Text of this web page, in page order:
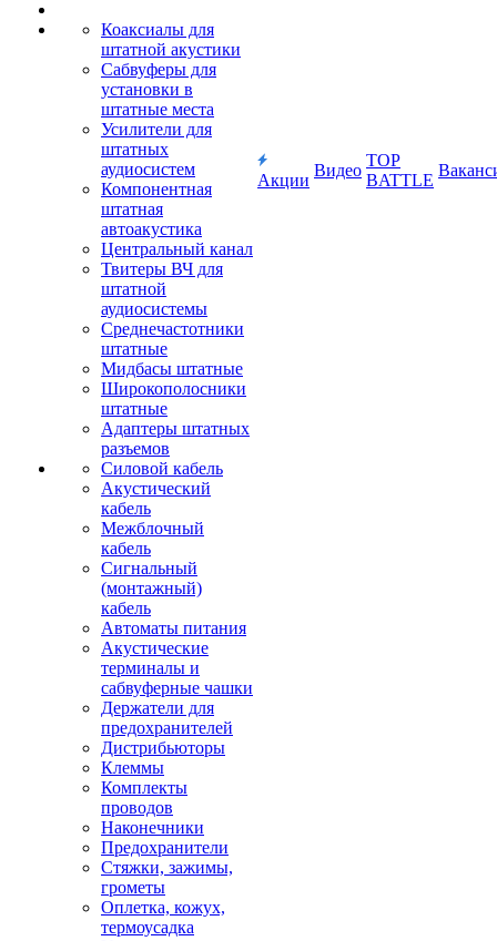
Коаксиалы для
штатной акустики
Сабвуферы для
установки в
штатные места
Усилители для
штатных
аудиосистем
Компонентная
штатная
автоакустика
Центральный канал
Твитеры ВЧ для
штатной
аудиосистемы
Среднечастотники
штатные
Мидбасы штатные
Широкополосники
штатные
Адаптеры штатных
разъемов
Силовой кабель
Акустический
кабель
Межблочный
кабель
Сигнальный
(монтажный)
кабель
Автоматы питания
Акустические
терминалы и
сабвуферные чашки
Держатели для
предохранителей
Дистрибьюторы
Клеммы
Комплекты
проводов
Наконечники
Предохранители
Стяжки, зажимы,
грометы
Оплетка, кожух,
термоусадка
Акции
Видео
TOP
BATTLE